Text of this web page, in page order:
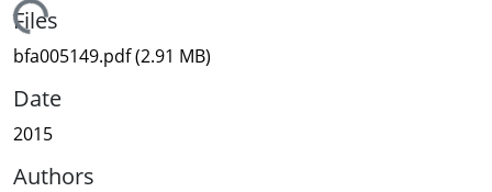
Loading...
Files
bfa005149.pdf(2.91 MB)
Date
2015
Authors